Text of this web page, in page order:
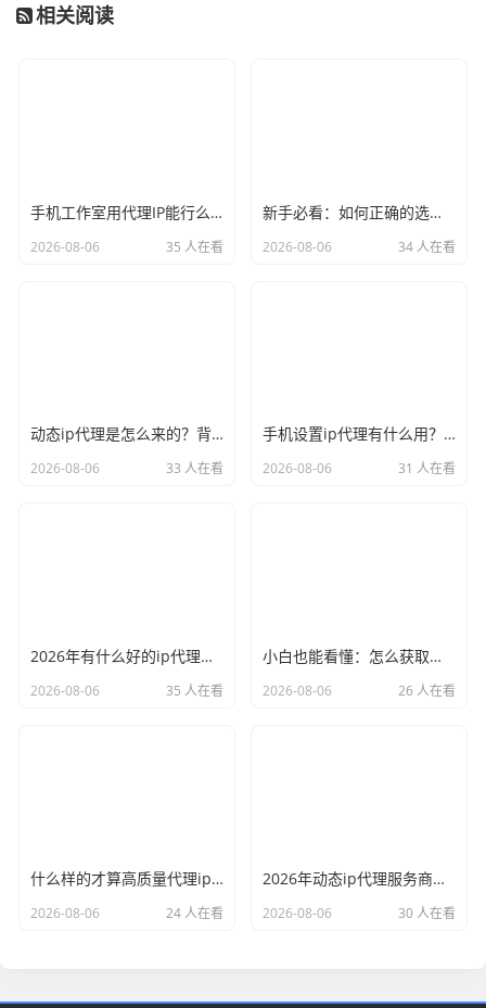
手机工作室用代理IP能行么？过来人的经验告诉你答案 新手必看：如何正确的选择代理ip软件，别再交智商税了
动态ip代理是怎么来的？背后的原理比你想象的精彩 手机设置ip代理有什么用？不只是改定位那么简单
2026年有什么好的ip代理软件？亲测后我只推荐这几个 小白也能看懂：怎么获取代理ip和端口号，一步步教会你
什么样的才算高质量代理ip？资深玩家总结了三个硬指标 2026年动态ip代理服务商有哪些？这份清单建议收藏